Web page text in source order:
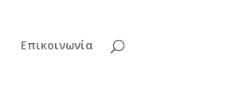
Επικοινωνία